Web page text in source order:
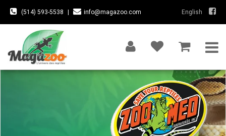
(514) 593-5538 info@magazoo.com English